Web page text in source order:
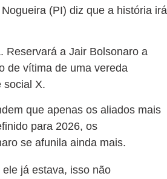
(PI) diz que a história irá
Reservará a Jair Bolsonaro a
de vítima de uma vereda
social X.
que apenas os aliados mais
para 2026, os
se afunila ainda mais.
já estava, isso não